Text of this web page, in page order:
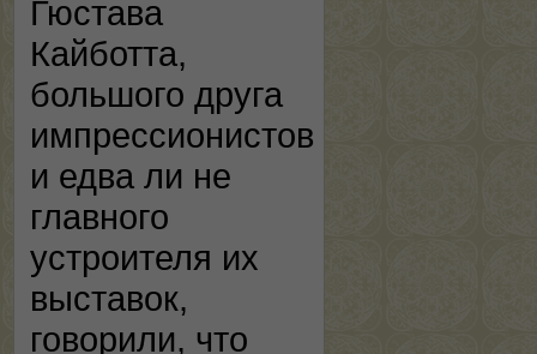
Гюстава
Кайботта,
большого друга
импрессионистов
и едва ли не
главного
устроителя их
выставок,
говорили, что